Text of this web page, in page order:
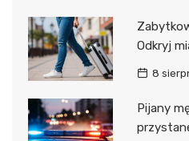
Odkryj
8
Pijany